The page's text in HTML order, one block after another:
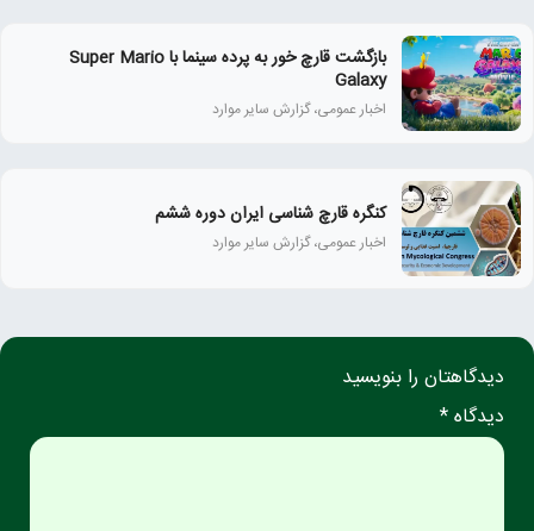
بازگشت قارچ خور به پرده سینما با Super Mario
Galaxy
اخبار عمومی، گزارش سایر موارد
کنگره قارچ شناسی ایران دوره ششم
اخبار عمومی، گزارش سایر موارد
دیدگاهتان را بنویسید
دیدگاه *